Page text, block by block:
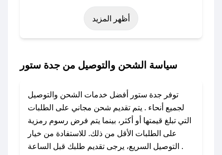
الفطر، عيد الأضحى، الجمعة البيضاء (شهر نوفمبر)،
رمضان، اليوم الوطني، يوم التأسيس، أو حتى عروض
باستخدام تطبيق صحصح، يمكنك العثور بسهولة على
تواصل معنا عبر تويتر أو البريد الإلكتروني لإضافته
بسرعة.
### كيفية استخدام كود خصم جدة ستور؟
1. انسخ كود الخصم من تطبيق صحصح.
أظهر المزيد
سياسة الشحن والتوصيل من جدة ستور
توفر جدة ستور أفضل خدمات الشحن والتوصيل
لجميع أنحاء . يتم تقديم شحن مجاني على الطلبات
التي تبلغ قيمتها أو أكثر، بينما يتم فرض رسوم رمزية
على الطلبات الأقل من ذلك. للاستفادة من خيار
التوصيل السريع، يرجى تقديم طلبك قبل الساعة .